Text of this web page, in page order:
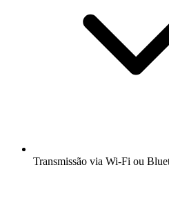
Transmissão via Wi-Fi ou